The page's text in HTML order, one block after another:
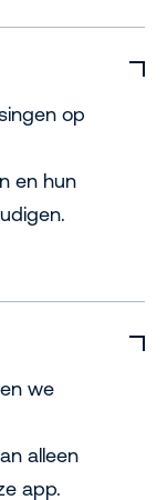
op
en hun
we
alleen
app.